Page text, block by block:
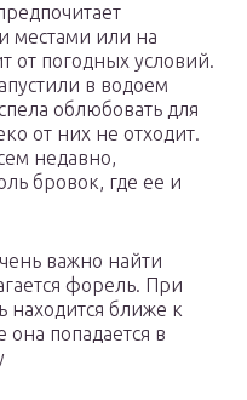
местами или на
от погодных условий.
в водоем
облюбовать для
от них не отходит.
недавно,
бровок, где ее и
важно найти
форель. При
находится ближе к
она попадается в